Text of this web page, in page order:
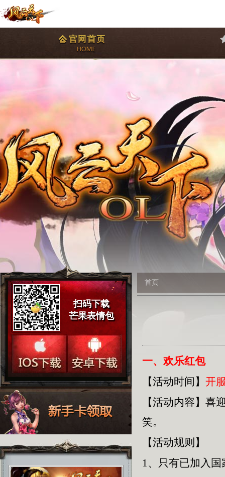
扫码下载
芒果表情包
首页
一、欢乐红包
【活动时间】 开
【活动内容】 喜
笑。
【活动规则】
1、只有已加入